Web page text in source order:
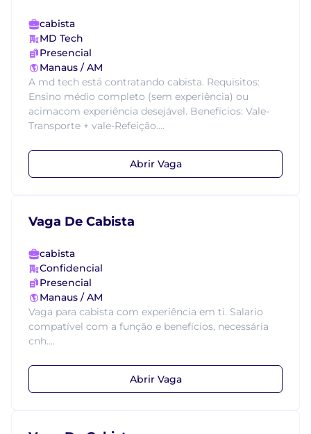
cabista
MD Tech
Presencial
Manaus / AM
A md tech está contratando cabista. Requisitos:
Ensino médio completo (sem experiência) ou
acimacom experiência desejável. Benefícios: Vale-
Transporte + vale-Refeição....
Abrir Vaga
Vaga De Cabista
cabista
Confidencial
Presencial
Manaus / AM
Vaga para cabista com experiência em ti. Salario
compatível com a função e benefícios, necessária
cnh....
Abrir Vaga